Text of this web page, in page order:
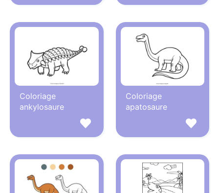
Coloriage
ankylosaure
Coloriage
apatosaure